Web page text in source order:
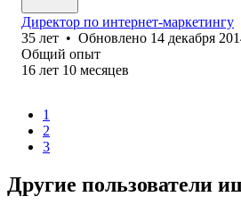
Директор по интернет-маркетингу
35 лет • Обновлено 14 декабря
Общий опыт
16 лет 10 месяцев
1
2
3
Другие пользователи